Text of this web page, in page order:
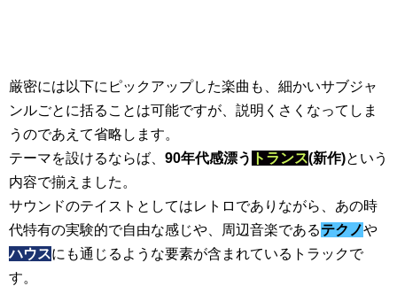
厳密には以下にピックアップした楽曲も、細かいサブジャ
ンルごとに括ることは可能ですが、説明くさくなってしま
うのであえて省略します。
テーマを設けるならば、 90年代感漂う トランス(新作)という
内容で揃えました。
サウンドのテイストとしてはレトロでありながら、あの時
代特有の実験的で自由な感じや、周辺音楽であるテクノや
ハウスにも通じるような要素が含まれているトラックで
す。